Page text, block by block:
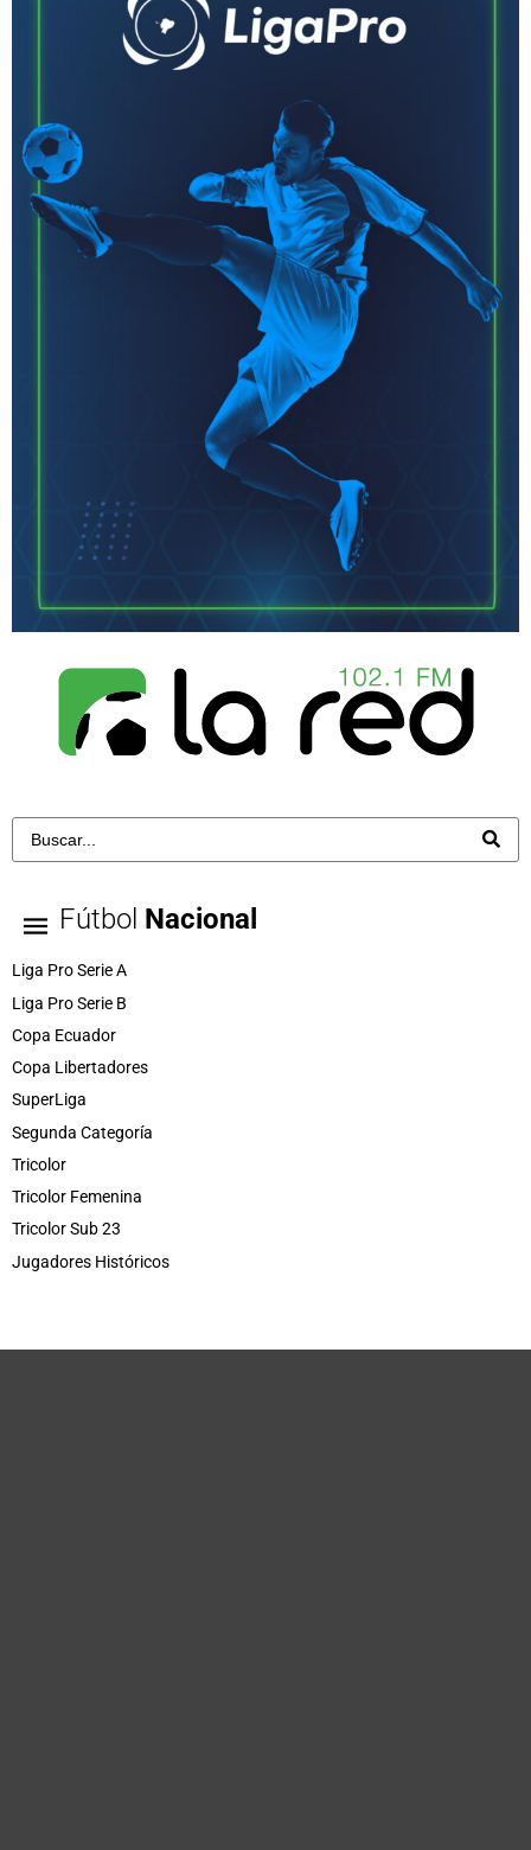
Fútbol Nacional
Liga Pro Serie A
Liga Pro Serie B
Copa Ecuador
Copa Libertadores
SuperLiga
Segunda Categoría
Tricolor
Tricolor Femenina
Tricolor Sub 23
Jugadores Históricos